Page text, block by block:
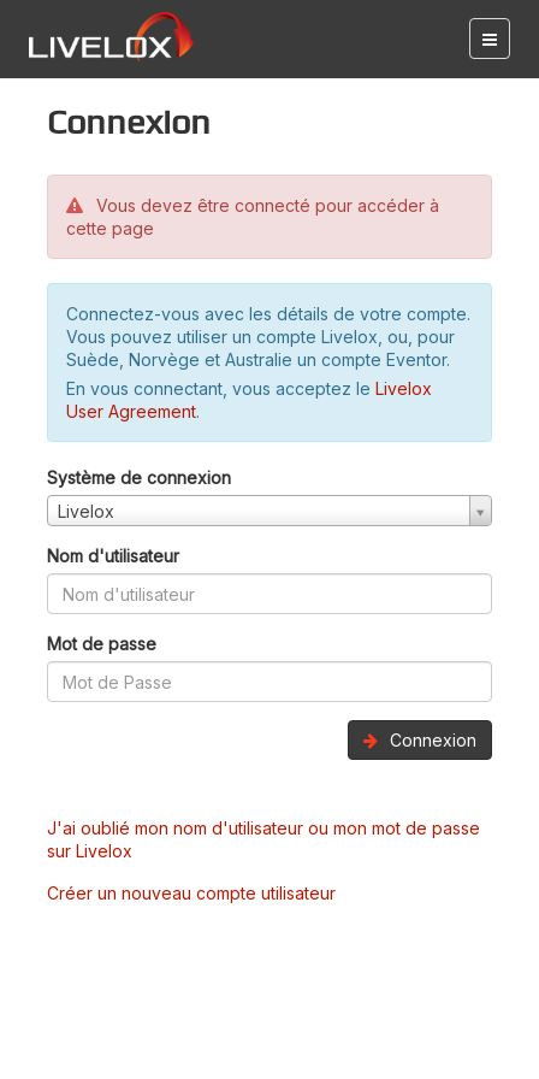
Connexion
Vous devez être connecté pour accéder à
cette page
Connectez-vous avec les détails de votre compte.
Vous pouvez utiliser un compte Livelox, ou, pour
Suède, Norvège et Australie un compte Eventor.
En vous connectant, vous acceptez le Livelox
User Agreement.
Système de connexion
Livelox
Nom d'utilisateur
Mot de passe
Connexion
J'ai oublié mon nom d'utilisateur ou mon mot de passe
sur Livelox
Créer un nouveau compte utilisateur